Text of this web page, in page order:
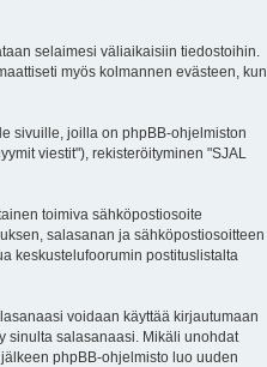
selaimesi väliaikaisiin tiedostoihin.
myös kolmannen evästeen, kun
sivuille, joilla on phpBB-ohjelmiston
viestit"), rekisteröityminen "SJAL
toimiva sähköpostiosoite
salasanan ja sähköpostiosoitteen
keskustelufoorumin postituslistalta
voidaan käyttää kirjautumaan
sinulta salasanaasi. Mikäli unohdat
phpBB-ohjelmisto luo uuden